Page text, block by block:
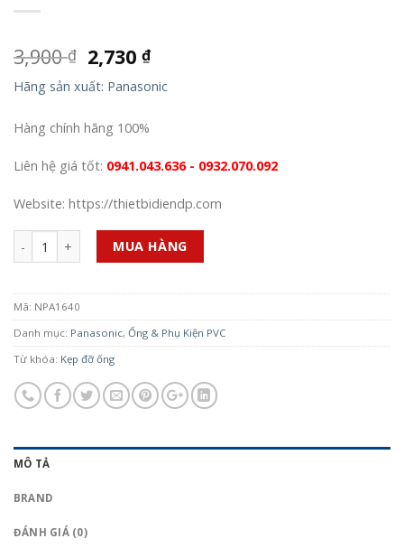
3,900₫ 2,730₫
Hãng sản xuất: Panasonic
Hàng chính hãng 100%
Liên hệ giá tốt: 0941.043.636 - 0932.070.092
Website: https://thietbidiendp.com
Số lượng MUA HÀNG
Mã: NPA1640
Danh mục: Panasonic, Ống & Phụ Kiện PVC
Từ khóa: Kẹp đỡ ống
MÔ TẢ
BRAND
ĐÁNH GIÁ (0)